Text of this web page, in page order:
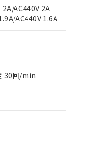
AC440V 2A
AC440V 1.6A
30回/min
および標準価格(税抜)を提
となる商品もあることをご
とは異なる場合があること
はお客様担当のオムロン制
ーク
」をご確認ください。
者に漏洩または開示しない
だくには、I-Webメンバー
トについて、当社および当
、
リ臭化ジフェニルエーテル類
確認しています。
ります。
ポリ臭化ジフェニルエーテル類) :
BBP(フタル酸ブチルベンジル) :
を示します。
環境に深刻な影響を及ぼ
法に定める商品（以下｢規制
輸出許可(または役務取引許
違法に輸出されないよう必
器またはその他武器並びに
よび3の内容を当該第三者
出するおそれがある場合は
先、またはお客様担当のオ
機種